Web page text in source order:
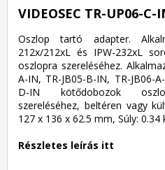
VIDEOSEC TR-UP06-C-
Oszlop tartó adapter.
212x/212xL és IPW-232xL
oszlopra szereléséhez.
A-IN, TR-JB05-B-IN, TR-JB06-
D-IN kötődobozok
szereléséhez, beltéren vagy
127 x 136 x 62.5 mm, Súly: 0.34
Részletes leírás itt